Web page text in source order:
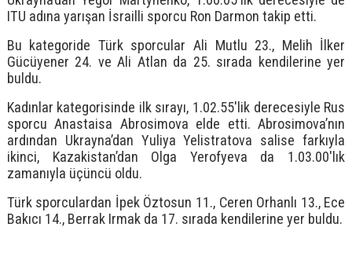
ITU adına yarışan İsrailli sporcu Ron Darmon takip etti.
Bu kategoride Türk sporcular Ali Mutlu 23., Melih İlker
Gücüyener 24. ve Ali Atlan da 25. sırada kendilerine yer
buldu.
Kadınlar kategorisinde ilk sırayı, 1.02.55′lik derecesiyle Rus
sporcu Anastaisa Abrosimova elde etti. Abrosimova’nın
ardından Ukrayna’dan Yuliya Yelistratova salise farkıyla
ikinci, Kazakistan’dan Olga Yerofyeva da 1.03.00′lık
zamanıyla üçüncü oldu.
Türk sporculardan İpek Öztosun 11., Ceren Orhanlı 13., Ece
Bakıcı 14., Berrak Irmak da 17. sırada kendilerine yer buldu.